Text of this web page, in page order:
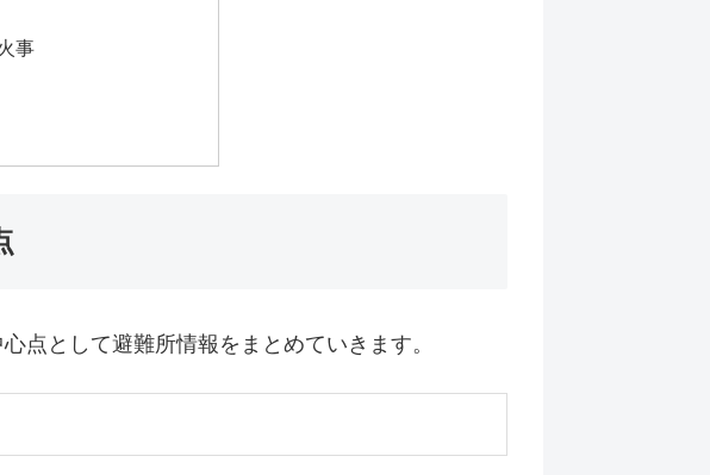
事
点として避難所情報をまとめていきます。